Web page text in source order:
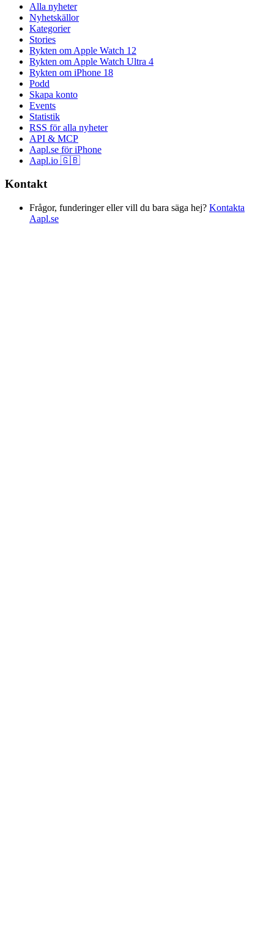
Alla nyheter
Nyhetskällor
Kategorier
Stories
Rykten om Apple Watch 12
Rykten om Apple Watch Ultra 4
Rykten om iPhone 18
Podd
Skapa konto
Events
Statistik
RSS för alla nyheter
API & MCP
Aapl.se för iPhone
Aapl.io 🇬🇧
Kontakt
Frågor, funderinger eller vill du bara säga hej? Kontakta
Aapl.se